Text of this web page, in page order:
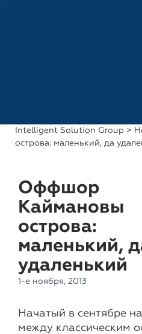
Intelligent Solution Group >
острова: маленький, да
Оффшор
Каймановы
острова:
маленький,
удаленький
1-е ноября, 2013
Начатый в сентябре
между классическим